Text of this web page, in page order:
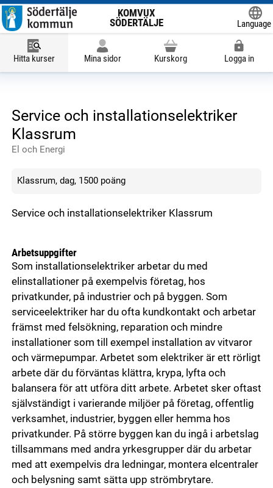
KOMVUX
SÖDERTÄLJE
Language
Hitta kurser Mina sidor Kurskorg Logga in
Service och installationselektriker
Klassrum
El och Energi
Klassrum, dag, 1500 poäng
Service och installationselektriker Klassrum
Arbetsuppgifter
Som installationselektriker arbetar du med
elinstallationer på exempelvis företag, hos
privatkunder, på industrier och på byggen. Som
serviceelektriker har du ofta kundkontakt och arbetar
främst med felsökning, reparation och mindre
installationer som till exempel installation av vitvaror
och värmepumpar. Arbetet som elektriker är ett rörligt
arbete där du förväntas klättra, krypa, lyfta och
balansera för att utföra ditt arbete. Arbetet sker oftast
självständigt i varierande miljöer på företag, offentlig
verksamhet, industrier, byggen eller hemma hos
privatkunder. På större byggen kan du ingå i arbetslag
tillsammans med andra yrkesgrupper där du arbetar
med att exempelvis dra ledningar, montera elcentraler
och belysning samt sätta upp strömbrytare.